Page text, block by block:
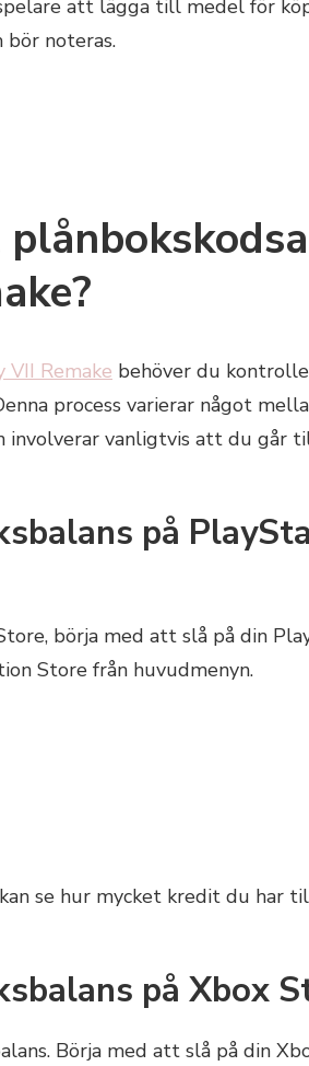
att lägga till medel för
bör noteras.
VII Remake behöver du
process varierar något
involverar vanligtvis att du går
på
börja med att slå på din
Store från huvudmenyn.
se hur mycket kredit du har
på Xbox
Börja med att slå på din